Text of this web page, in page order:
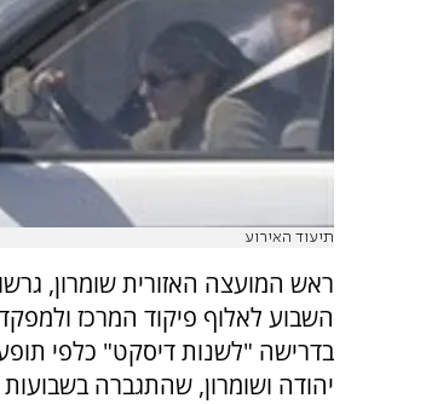
תיעוד האירוע
ראש המועצה האזורית שומרון,
השבוע לאלוף פיקוד המרכז
בדרישה "לשנות דיסקט" כלפי
יהודה ושומרון, שהתגברה